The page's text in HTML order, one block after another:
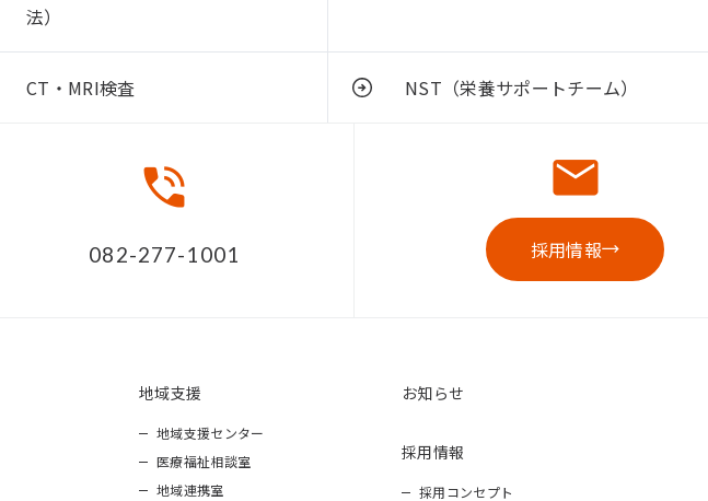
法）
CT・MRI検査 NST（栄養サポートチーム）
082-277-1001 採用情報
地域支援
地域支援センター
医療福祉相談室
地域連携室
お知らせ
採用情報
採用コンセプト